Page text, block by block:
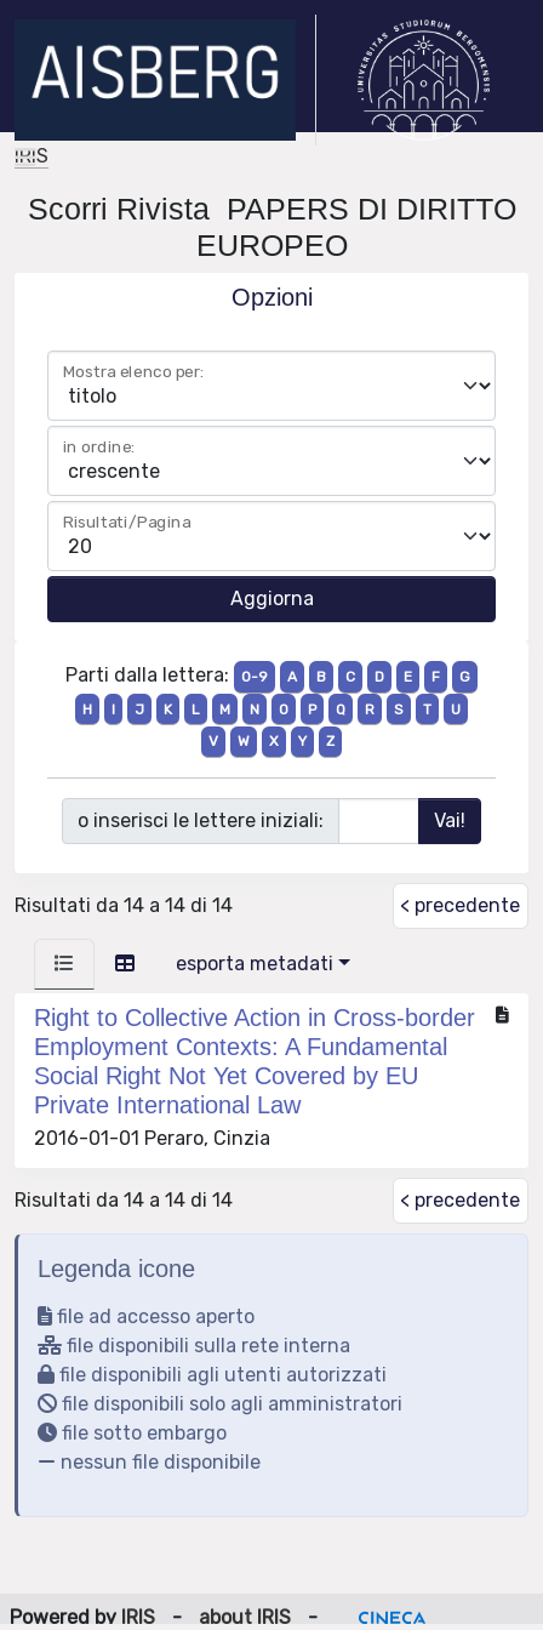
IRIS
Scorri Rivista PAPERS DI DIRITTO
EUROPEO
Opzioni
Mostra elenco per:
in ordine:
Risultati/Pagina
Parti dalla lettera: 0-9 A B C D E F
G
H
I J K L M N O P Q R S T
U
V
W X Y Z
o inserisci le lettere iniziali:
Risultati da 14 a 14 di 14 < precedente
esporta metadati
Right to Collective Action in Cross-border
Employment Contexts: A Fundamental
Social Right Not Yet Covered by EU
Private International Law
2016-01-01 Peraro, Cinzia
Risultati da 14 a 14 di 14 < precedente
Legenda icone
file ad accesso aperto
file disponibili sulla rete interna
file disponibili agli utenti autorizzati
file disponibili solo agli amministratori
file sotto embargo
nessun file disponibile
Powered by IRIS - about IRIS -